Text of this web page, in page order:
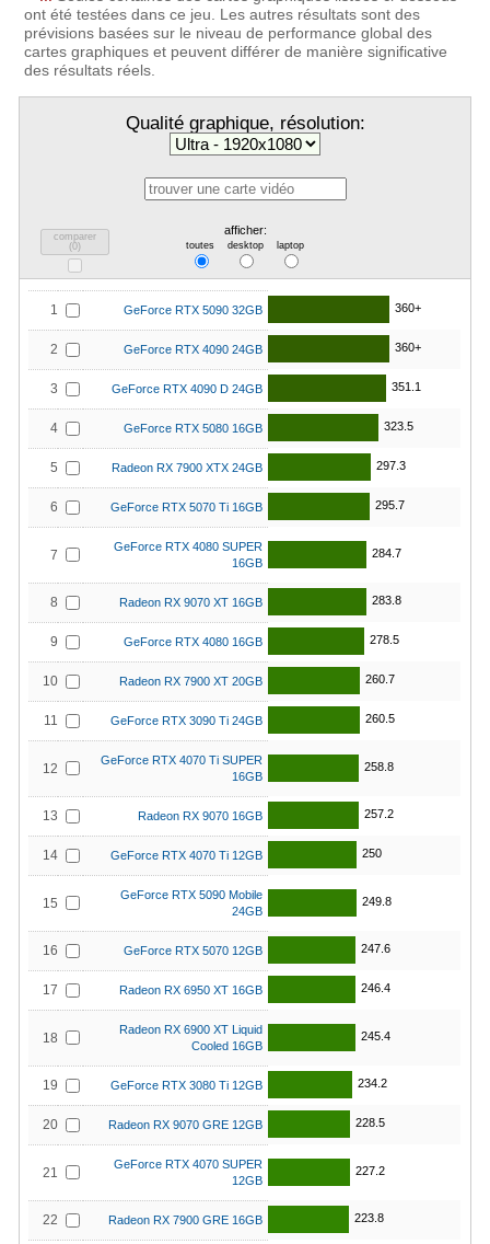
ont été testées dans ce jeu. Les autres résultats sont des
prévisions basées sur le niveau de performance global des
cartes graphiques et peuvent différer de manière significative
des résultats réels.
Qualité graphique, résolution:
comparer
(0)
afficher:
toutes desktop laptop
1 GeForce RTX 5090 32GB 360+
2 GeForce RTX 4090 24GB 360+
3 GeForce RTX 4090 D 24GB 351.1
4 GeForce RTX 5080 16GB 323.5
5 Radeon RX 7900 XTX 24GB 297.3
6 GeForce RTX 5070 Ti 16GB 295.7
7
GeForce RTX 4080 SUPER
16GB
284.7
8 Radeon RX 9070 XT 16GB 283.8
9 GeForce RTX 4080 16GB 278.5
10 Radeon RX 7900 XT 20GB 260.7
11 GeForce RTX 3090 Ti 24GB 260.5
12
GeForce RTX 4070 Ti SUPER
16GB
258.8
13 Radeon RX 9070 16GB 257.2
14 GeForce RTX 4070 Ti 12GB 250
15
GeForce RTX 5090 Mobile
24GB
249.8
16 GeForce RTX 5070 12GB 247.6
17 Radeon RX 6950 XT 16GB 246.4
18
Radeon RX 6900 XT Liquid
Cooled 16GB
245.4
19 GeForce RTX 3080 Ti 12GB 234.2
20 Radeon RX 9070 GRE 12GB 228.5
21
GeForce RTX 4070 SUPER
12GB
227.2
22 Radeon RX 7900 GRE 16GB 223.8